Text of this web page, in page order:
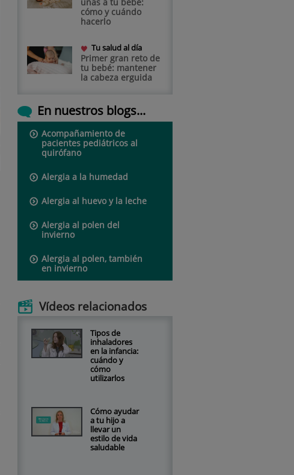
cómo y cuándo
hacerlo
Tu salud al día
Primer gran reto de
tu bebé: mantener
la cabeza erguida
En nuestros blogs...
Acompañamiento de
pacientes pediátricos al
quirófano
Alergia a la humedad
Alergia al huevo y la leche
Alergia al polen del
invierno
Alergia al polen, también
en invierno
Vídeos relacionados
Tipos de
inhaladores
en la infancia:
cuándo y
cómo
utilizarlos
Cómo ayudar
a tu hijo a
llevar un
estilo de vida
saludable